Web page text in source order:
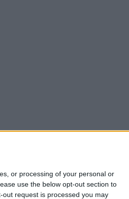
or processing of your personal or
use the below opt-out section to
request is processed you may